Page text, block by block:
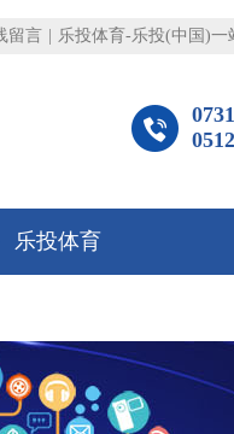
留言 乐投体育-乐投(中国)一
乐投体育